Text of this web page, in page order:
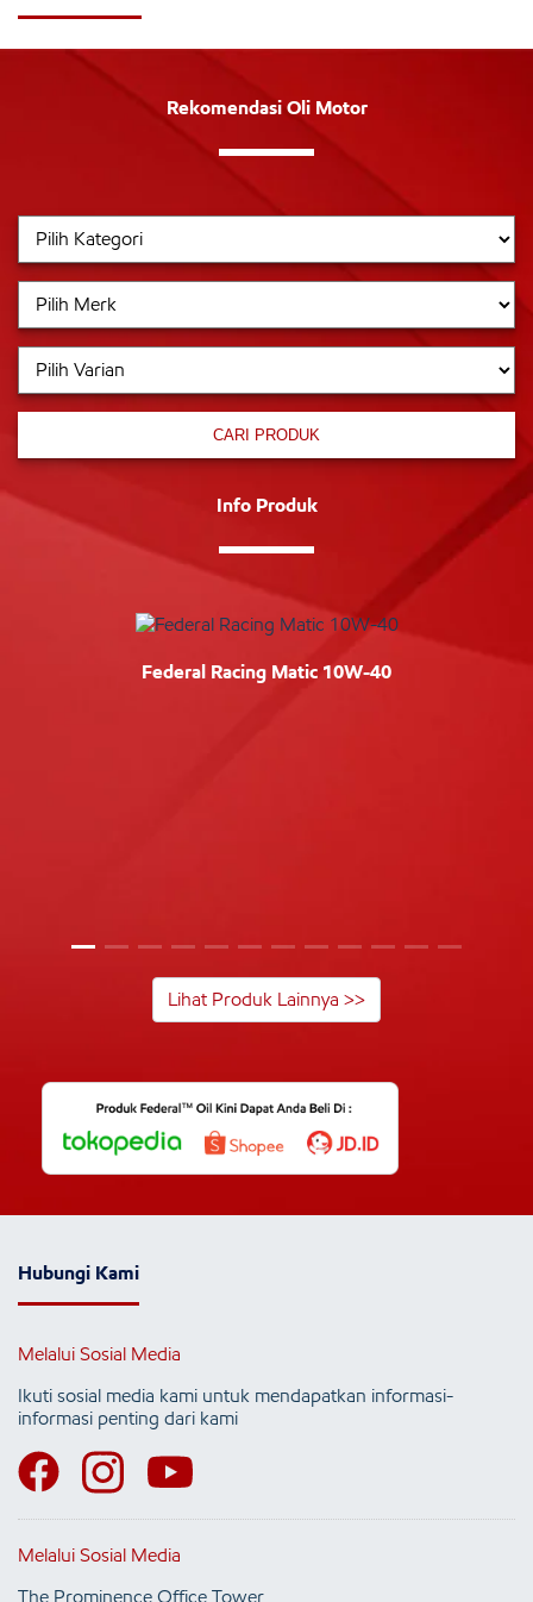
Rekomendasi Oli Motor
CARI PRODUK
Info Produk
Federal Racing Matic 10W-40
Lihat Produk Lainnya >>
Hubungi Kami
Melalui Sosial Media
Ikuti sosial media kami untuk mendapatkan informasi-
informasi penting dari kami
Melalui Sosial Media
The Prominence Office Tower